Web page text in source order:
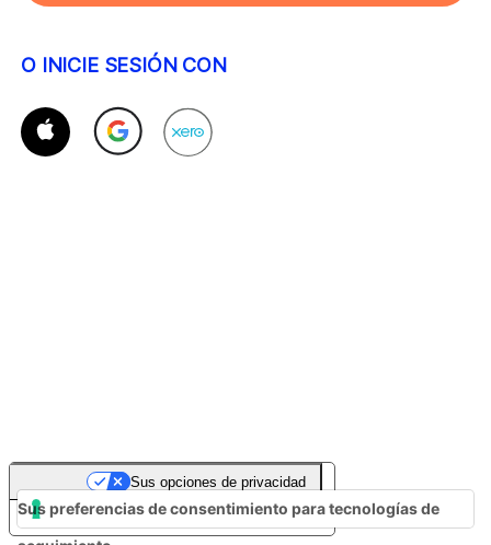
O INICIE SESIÓN CON
Aviso en el momento de la recogida
Sus opciones de privacidad
Sus preferencias de consentimiento para tecnologías de